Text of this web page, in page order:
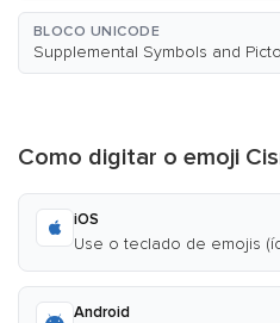
BLOCO UNICODE
Supplemental Symbols and
Como digitar o emoji
iOS
Use o teclado de emojis
Android